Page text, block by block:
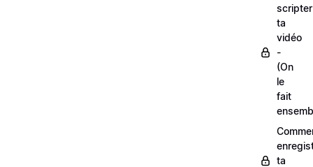
scripter
ta
vidéo
-
(On
le
fait
ta